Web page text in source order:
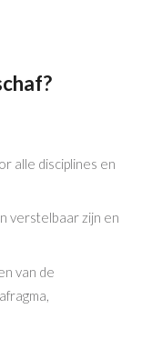
alle disciplines en
verstelbaar zijn en
van de